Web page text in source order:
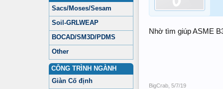
Sacs/Moses/Sesam
Soil-GRLWEAP
BOCAD/SM3D/PDMS
Other
CÔNG TRÌNH NGÀNH
Giàn Cố định
Nhờ tìm giúp ASME
BigCrab 5/7/19